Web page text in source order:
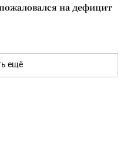
на дефицит
ещё